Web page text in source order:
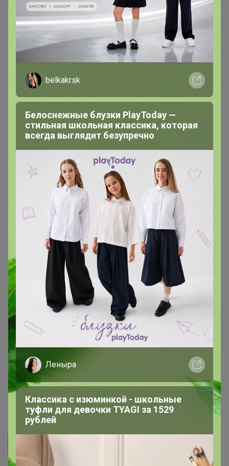
Подарочные сертификаты
Реклама на сайте
Поставщикам
support@24-ok.ru
Написать в поддержку
Защита покупателя
Помощь
О нас
Все предложения
Анонсы
Новости
Поддержка альпак
Самое выгодное
Хиты продаж
Самое желанное
Самое быстрое
Начать зарабатывать с 24-ok
Picabox.ru - Лучшее место для ваших изображений
Розыгрыш - Генератор случайных чисел
Пульс нашего маркетплейса
Укорачиватель ссылок
belkakrsk
Белоснежные блузки PlayToday —
стильная школьная классика, которая
всегда выглядит безупречно
Леныра
Классика с изюминкой - школьные
туфли для девочки TYAGI за 1529
рублей